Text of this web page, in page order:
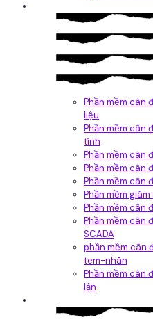
Phần mềm cân
liệu
Phần mềm cân
tính
Phần mềm cân
Phần mềm cân
Phần mềm cân
Phần mềm
Phần mềm cân
Phần mềm cân
SCADA
phần mềm cân
tem-nhãn
Phần mềm cân
lận